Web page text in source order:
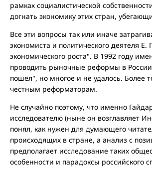
рамках социалистической
догнать экономику этих стран,
Все эти вопросы так или иначе
экономиста и политического деятеля
экономического роста". В 1992 году
проводить рыночные реформы в
пошел", но многое и не удалось. Более
честным реформаторам.
Не случайно поэтому, что именно
исследователю (ныне он возглавляет
понял, как нужен для думающего
происходящих в стране, а анализ с
предполагает исследование таких
особенности и парадоксы российского